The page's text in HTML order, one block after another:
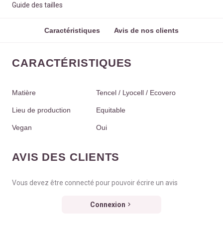
Guide des tailles
Caractéristiques Avis de nos clients
CARACTÉRISTIQUES
Matière Tencel / Lyocell / Ecovero
Lieu de production Equitable
Vegan Oui
AVIS DES CLIENTS
Vous devez être connecté pour pouvoir écrire un avis
Connexion